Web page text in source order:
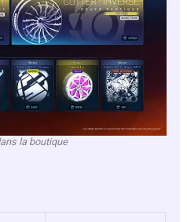
la boutique